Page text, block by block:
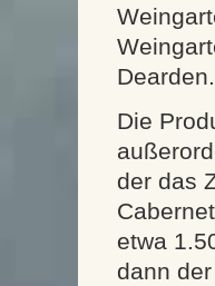
Dearden.
Die
der das
etwa
dann